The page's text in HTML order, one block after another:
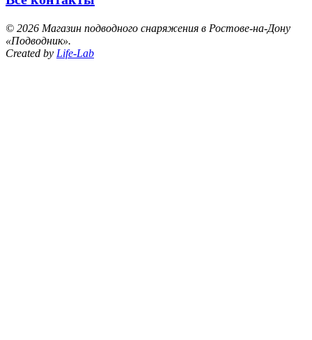
© 2026 Магазин подводного снаряжения в Ростове-на-Дону
«Подводник».
Created by Life-Lab